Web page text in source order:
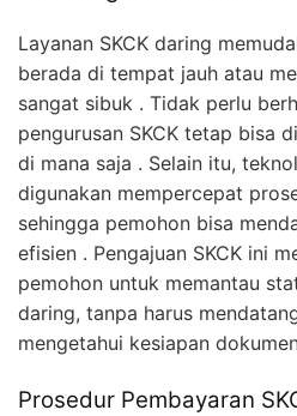
Layanan SKCK daring
berada di tempat jauh atau
sangat sibuk . Tidak perlu
pengurusan SKCK tetap bisa
di mana saja . Selain itu,
digunakan mempercepat
sehingga pemohon bisa
efisien . Pengajuan SKCK ini
pemohon untuk memantau
daring, tanpa harus
mengetahui kesiapan
Prosedur Pembayaran